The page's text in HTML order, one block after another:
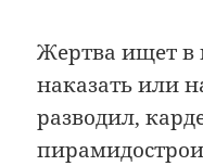
Жертва ищет в
наказать или
разводил,